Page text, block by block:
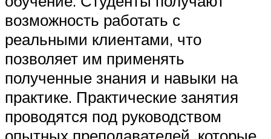
возможность работать с
реальными клиентами, что
позволяет им применять
полученные знания и навыки на
практике. Практические занятия
проводятся под руководством